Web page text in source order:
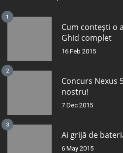
1
Cum contești o
Ghid complet
16 Feb 2015
2
Concurs Nexus
nostru!
7 Dec 2015
3
Ai grijă de
6 May 2015